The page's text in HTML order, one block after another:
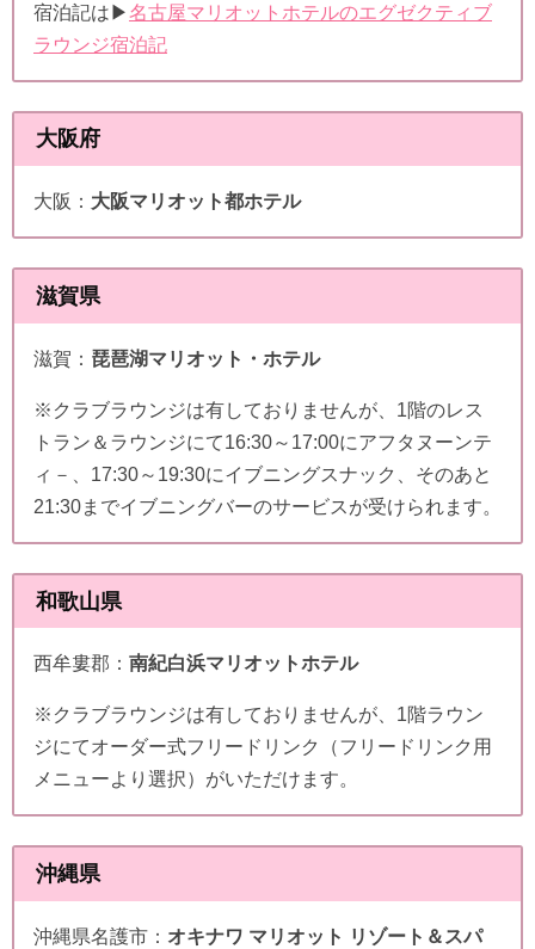
宿泊記は▶名古屋マリオットホテルのエグゼクティブ
ラウンジ宿泊記
大阪府
大阪： 大阪マリオット都ホテル
滋賀県
滋賀： 琵琶湖マリオット・ホテル
※クラブラウンジは有しておりませんが、1階のレス
トラン＆ラウンジにて16:30～17:00にアフタヌーンテ
ィ－、17:30～19:30にイブニングスナック、そのあと
21:30までイブニングバーのサービスが受けられます。
和歌山県
西牟婁郡： 南紀白浜マリオットホテル
※クラブラウンジは有しておりませんが、1階ラウン
ジにてオーダー式フリードリンク（フリードリンク用
メニューより選択）がいただけます。
沖縄県
沖縄県名護市： オキナワ マリオット リゾート＆スパ